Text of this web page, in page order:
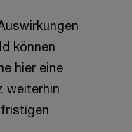
können
hier eine
weiterhin